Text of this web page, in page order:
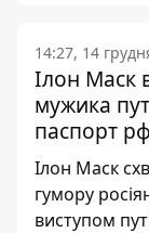
14:27, 14
Ілон Маск
мужика
паспорт
Ілон Маск
гумору
виступом